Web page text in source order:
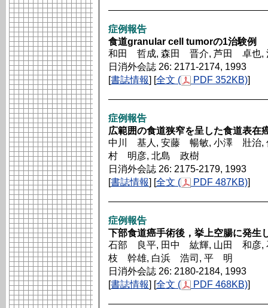
症例報告
食道granular cell tumorの1治験例
和田 哲成, 森田 晋介, 芦田 卓也,
日消外会誌 26: 2171-2174, 1993
[書誌情報] [全文 ( PDF 352KB)]
症例報告
広範囲の食道狭窄を呈した食道表在
中川 基人, 安藤 暢敏, 小澤 壯治,
村 明彦, 北島 政樹
日消外会誌 26: 2175-2179, 1993
[書誌情報] [全文 ( PDF 487KB)]
症例報告
下部食道癌手術後，挙上空腸に発生
石部 良平, 田中 紘輝, 山田 和彦
枝 幹雄, 白浜 浩司, 平 明
日消外会誌 26: 2180-2184, 1993
[書誌情報] [全文 ( PDF 468KB)]